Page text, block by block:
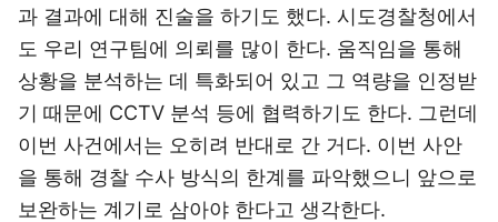
과 결과에 대해 진술을 하기도 했다. 시도경찰청에서
도 우리 연구팀에 의뢰를 많이 한다. 움직임을 통해
상황을 분석하는 데 특화되어 있고 그 역량을 인정받
기 때문에 CCTV 분석 등에 협력하기도 한다. 그런데
이번 사건에서는 오히려 반대로 간 거다. 이번 사안
을 통해 경찰 수사 방식의 한계를 파악했으니 앞으로
보완하는 계기로 삼아야 한다고 생각한다.